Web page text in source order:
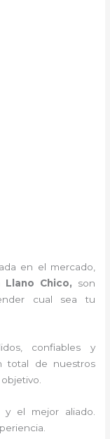
en el mercado,
Llano Chico, son
cual sea tu
confiables y
total de nuestros
y el mejor aliado.